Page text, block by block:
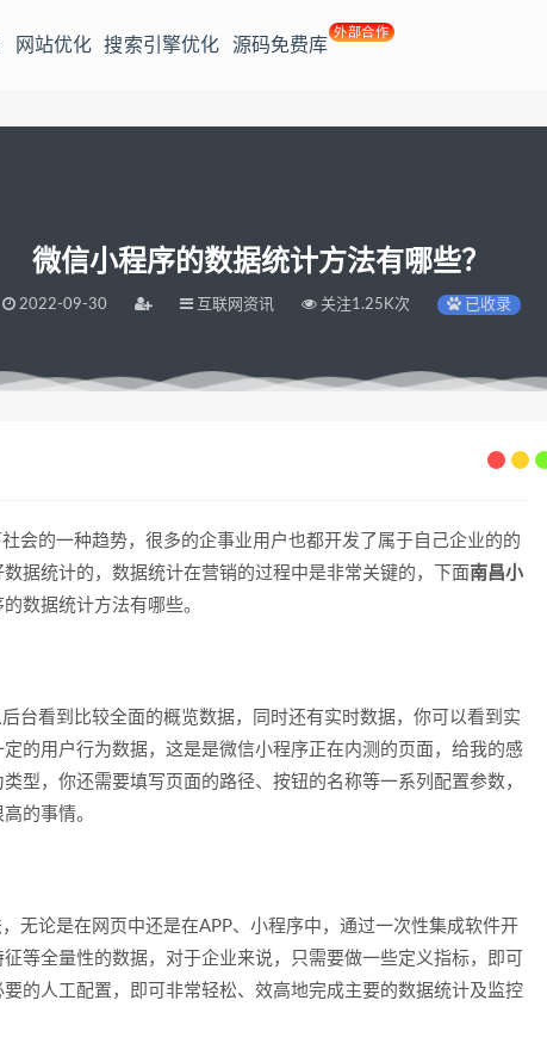
网站优化 搜索引擎优化 源码免费库
外部合作
微信小程序的数据统计方法有哪些？
2022-09-30 互联网资讯 关注1.25K次 已收录
的一种趋势，很多的企事业用户也都开发了属于自己企业的的
据统计的，数据统计在营销的过程中是非常关键的，下面南昌小
数据统计方法有哪些。
看到比较全面的概览数据，同时还有实时数据，你可以看到实
的用户行为数据，这是是微信小程序正在内测的页面，给我的感
型，你还需要填写页面的路径、按钮的名称等一系列配置参数，
的事情。
论是在网页中还是在APP、小程序中，通过一次性集成软件开
等全量性的数据，对于企业来说，只需要做一些定义指标，即可
的人工配置，即可非常轻松、效高地完成主要的数据统计及监控